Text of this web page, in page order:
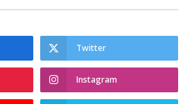
Twitter
Instagram